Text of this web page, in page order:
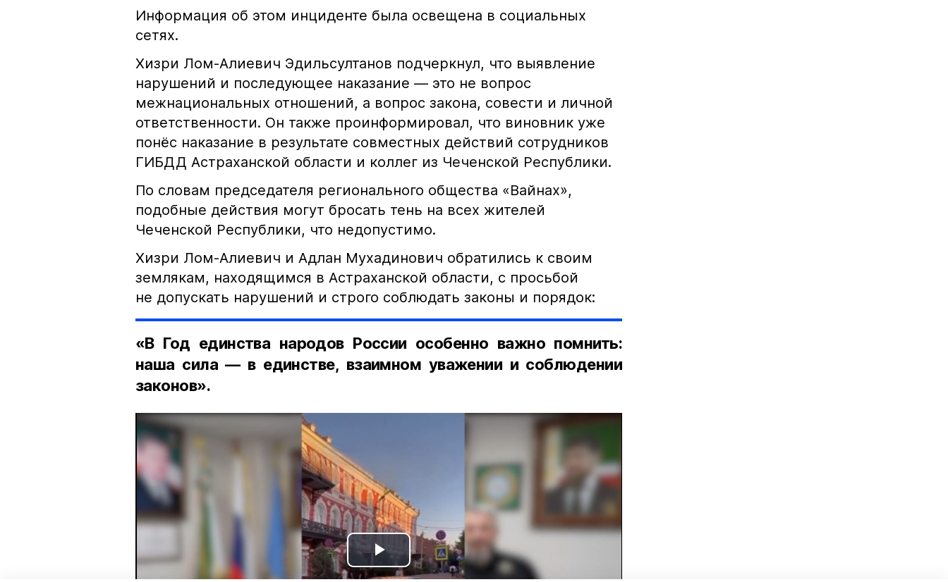
Информация об этом инциденте была освещена в социальных
сетях.
Хизри Лом-Алиевич Эдильсултанов подчеркнул, что выявление
нарушений и последующее наказание — это не вопрос
межнациональных отношений, а вопрос закона, совести и личной
ответственности. Он также проинформировал, что виновник уже
понёс наказание в результате совместных действий сотрудников
ГИБДД Астраханской области и коллег из Чеченской Республики.
По словам председателя регионального общества «Вайнах»,
подобные действия могут бросать тень на всех жителей
Чеченской Республики, что недопустимо.
Хизри Лом-Алиевич и Адлан Мухадинович обратились к своим
землякам, находящимся в Астраханской области, с просьбой
не допускать нарушений и строго соблюдать законы и порядок:
«В Год единства народов России особенно важно помнить:
наша сила — в единстве, взаимном уважении и соблюдении
законов».
Play